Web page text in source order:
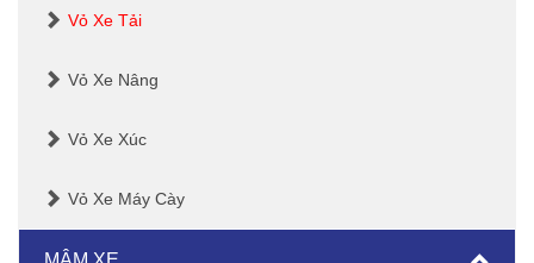
Vỏ Xe Tải
Vỏ Xe Nâng
Vỏ Xe Xúc
Vỏ Xe Máy Cày